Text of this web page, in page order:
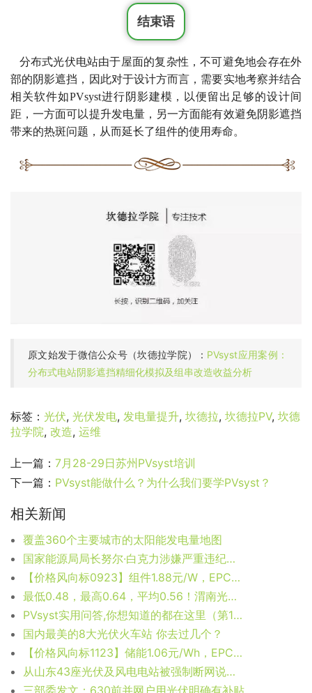
结束语
分布式光伏电站由于屋面的复杂性，不可避免地会存在外
部的阴影遮挡，因此对于设计方而言，需要实地考察并结合
相关软件如PVsyst进行阴影建模，以便留出足够的设计间
距，一方面可以提升发电量，另一方面能有效避免阴影遮挡
带来的热斑问题，从而延长了组件的使用寿命。
原文始发于微信公众号（坎德拉学院）： PVsyst应用案例：
分布式电站阴影遮挡精细化模拟及组串改造收益分析
标签： 光伏, 光伏发电, 发电量提升, 坎德拉, 坎德拉PV, 坎德
拉学院, 改造, 运维
上一篇： 7月28-29日苏州PVsyst培训
下一篇： PVsyst能做什么？为什么我们要学PVsyst？
相关新闻
覆盖360个主要城市的太阳能发电量地图
国家能源局局长努尔·白克力涉嫌严重违纪违法被查
【价格风向标0923】组件1.88元/W，EPC3.45元/W，近期光伏设备、运维、EPC等价格信息
最低0.48，最高0.64，平均0.56！渭南光伏领跑者投标价出来了。
PVsyst实用问答,你想知道的都在这里（第12期）
国内最美的8大光伏火车站 你去过几个？
【价格风向标1123】储能1.06元/Wh，EPC3.54元/W，近期光伏设备、运维、EPC等价格信息
从山东43座光伏及风电电站被强制断网说起 —电站监控系统二次安防系统的严肃性和重要性